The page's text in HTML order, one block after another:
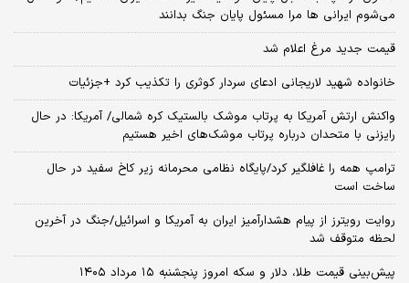
می‌شوم ایرانی ها مرا مسئول پایان جنگ بدانند
قیمت جدید مرغ اعلام شد
خانواده شهید لاریجانی ادعای سردار کوثری را تکذیب کرد +جزئیات
واکنش ارتش آمریکا به پرتاب موشک بالستیک کره شمالی/ آمریکا: در حال
رایزنی با متحدان درباره پرتاب موشک‌های اخیر هستیم
ترامپ همه را غافلگیر کرد/پایگاه نظامی محرمانه زیر کاخ سفید در حال
ساخت است
روایت رویترز از پیام هشدارآمیز ایران به آمریکا و اسرائیل/جنگ در آخرین
لحظه متوقف شد
پیش‌بینی قیمت طلا، دلار و سکه امروز پنجشنبه ۱۵ مرداد ۱۴۰۵